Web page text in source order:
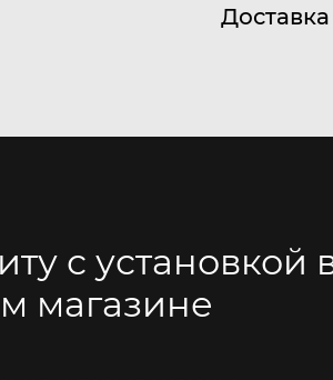
Доставка
с установкой
магазине